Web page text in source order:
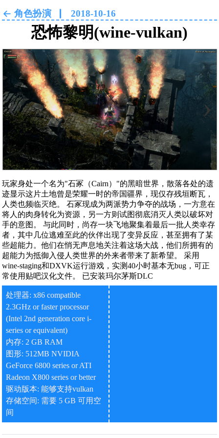
角色扮演 2018-10-16
恐怖黎明(wine-vulkan)
‹ ›
玩家身处一个名为"石冢（Cairn）"的黑暗世界，散落各处的遗
迹显示这片土地曾是荣耀一时的帝国疆界，现仅存残垣断瓦，
人类也频临灭绝。 石冢现成为两派势力争夺的战场，一方意在
将人的肉身转化为资源，另一方则试图彻底消灭人类以破坏对
手的意图。 与此同时，尚存一块飞地聚集着最后一批人类幸存
者，其中几位逃难至此的伙伴出现了变异反应，甚至拥有了某
些超能力。他们在悄无声息地关注着这场大战，他们所拥有的
超能力为抵御入侵人类世界的外来者带来了新希望。 采用
wine-staging和DXVK运行游戏，实测40小时基本无bug，可正
常使用贴吧汉化文件。 已安装玛尔茅斯DLC
处理器: x86 compatible
2.3GHz or faster processor
(Intel 2nd generation core i-
series or equivalent)
内存: 2 GB RAM
图形: 512MB NVIDIA
GeForce 6800 series or ATI
Radeon X800 series or better
驱动版本: 能够支持vulkan
存储空间: 需要 5 GB 可用空
间